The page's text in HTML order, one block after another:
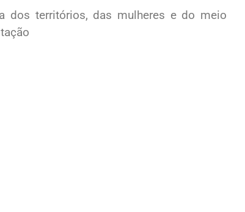
dos territórios, das mulheres e do meio